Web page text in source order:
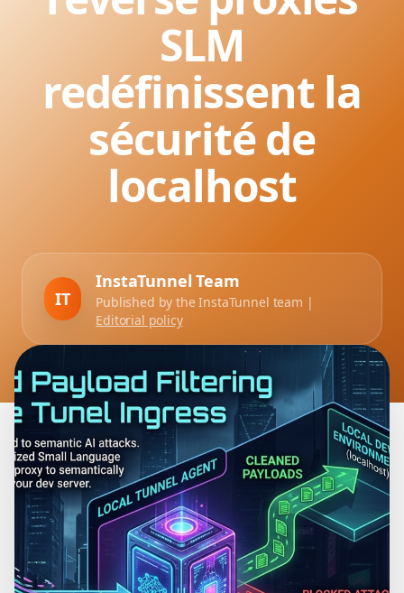
SLM
redéfinissent la
sécurité de
localhost
IT
InstaTunnel Team
Published by the InstaTunnel team |
Editorial policy